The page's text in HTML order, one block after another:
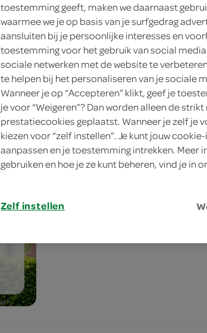
verse broodjes,
snacks & salades
bestellen
toestemming geeft, maken we daarnaast
waarmee we je op basis van je surfgedrag
aansluiten bij je persoonlijke interesses en
toestemming voor het gebruik van social
sociale netwerken met de website te
te helpen bij het personaliseren van je sociale
Wanneer je op “Accepteren” klikt, geef je
je voor “Weigeren”? Dan worden alleen de
prestatiecookies geplaatst. Wanneer je zelf je
kiezen voor “zelf instellen”. Je kunt jouw
aanpassen en je toestemming intrekken. Meer
gebruiken en hoe je ze kunt beheren, vind je in
Zelf instellen